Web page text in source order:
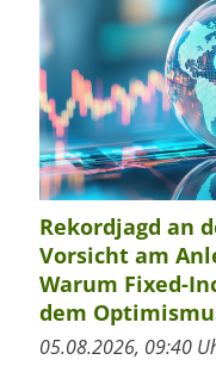
Rekordjagd an
Vorsicht am
Warum Fixed-
dem
05.08.2026, 09:40